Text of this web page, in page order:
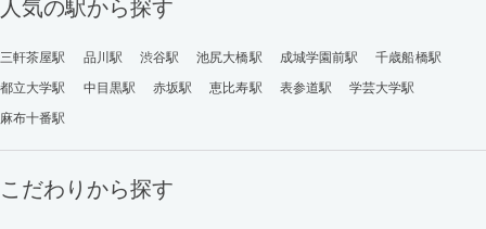
人気の駅から探す
三軒茶屋駅 品川駅 渋谷駅 池尻大橋駅 成城学園前駅
千歳船橋駅
都立大学駅
中目黒駅 赤坂駅 恵比寿駅 表参道駅
学芸大学駅
麻布十番駅
こだわりから探す